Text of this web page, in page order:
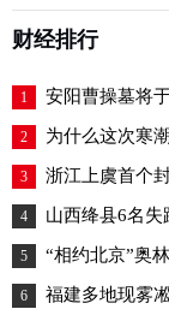
财经排行
1 安阳曹操墓将
2 为什么这次寒
3 浙江上虞首个
4 山西绛县6名
5 “相约北京”奥林
6 福建多地现雾